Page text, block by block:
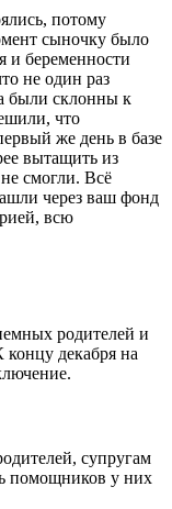
потому
сыночку было
и беременности
не один раз
были склонны к
что
же день в базе
вытащить из
смогли. Всё
через ваш фонд
всю
родителей и
декабря на
супругам
помощников у них